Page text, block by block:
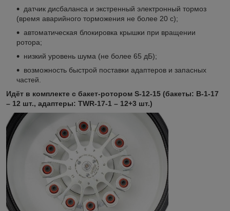
датчик дисбаланса и экстренный электронный тормоз
(время аварийного торможения не более 20 с);
автоматическая блокировка крышки при вращении
ротора;
низкий уровень шума (не более 65 дБ);
возможность быстрой поставки адаптеров и запасных
частей.
Идёт в комплекте с бакет-ротором S-12-15 (бакеты: B-1-17
– 12 шт., адаптеры: TWR-17-1 – 12+3 шт.)